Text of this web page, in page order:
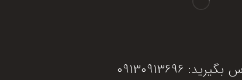
09130913696